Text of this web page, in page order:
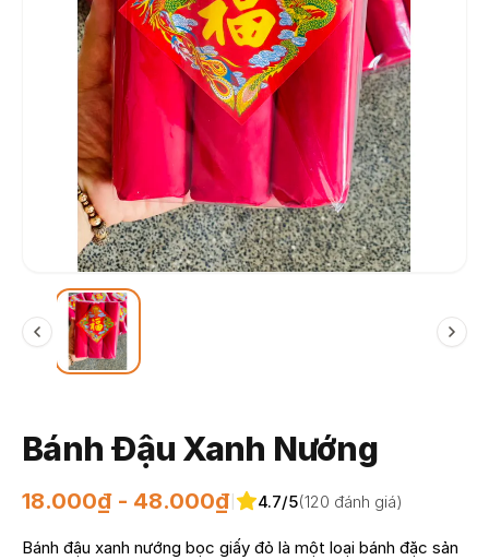
Bánh Đậu Xanh Nướng
18.000₫ - 48.000₫ 4.7/5(120 đánh giá)
Bánh đậu xanh nướng bọc giấy đỏ là một loại bánh đặc sản